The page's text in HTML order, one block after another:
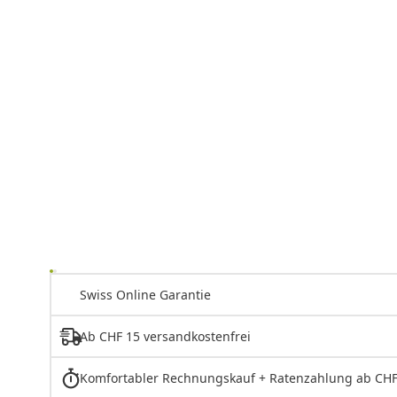
Swiss Online Garantie
Ab CHF 15 versandkostenfrei
Komfortabler Rechnungskauf + Ratenzahlung ab